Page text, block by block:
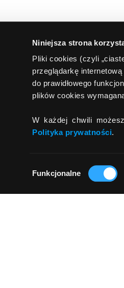
Niniejsza strona
Pliki cookies (czyli
przeglądarkę
do prawidłowego
plików cookies
W każdej chwili
Polityka prywatności.
Funkcjonalne